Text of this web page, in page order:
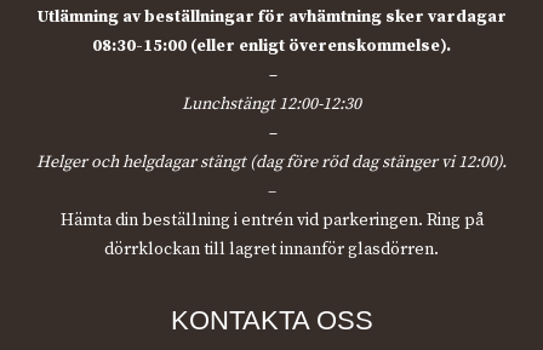
Utlämning av beställningar för avhämtning sker vardagar
08:30-15:00 (eller enligt överenskommelse).
–
Lunchstängt 12:00-12:30
–
Helger och helgdagar stängt (dag före röd dag stänger vi 12:00).
–
Hämta din beställning i entrén vid parkeringen. Ring på
dörrklockan till lagret innanför glasdörren.
KONTAKTA OSS